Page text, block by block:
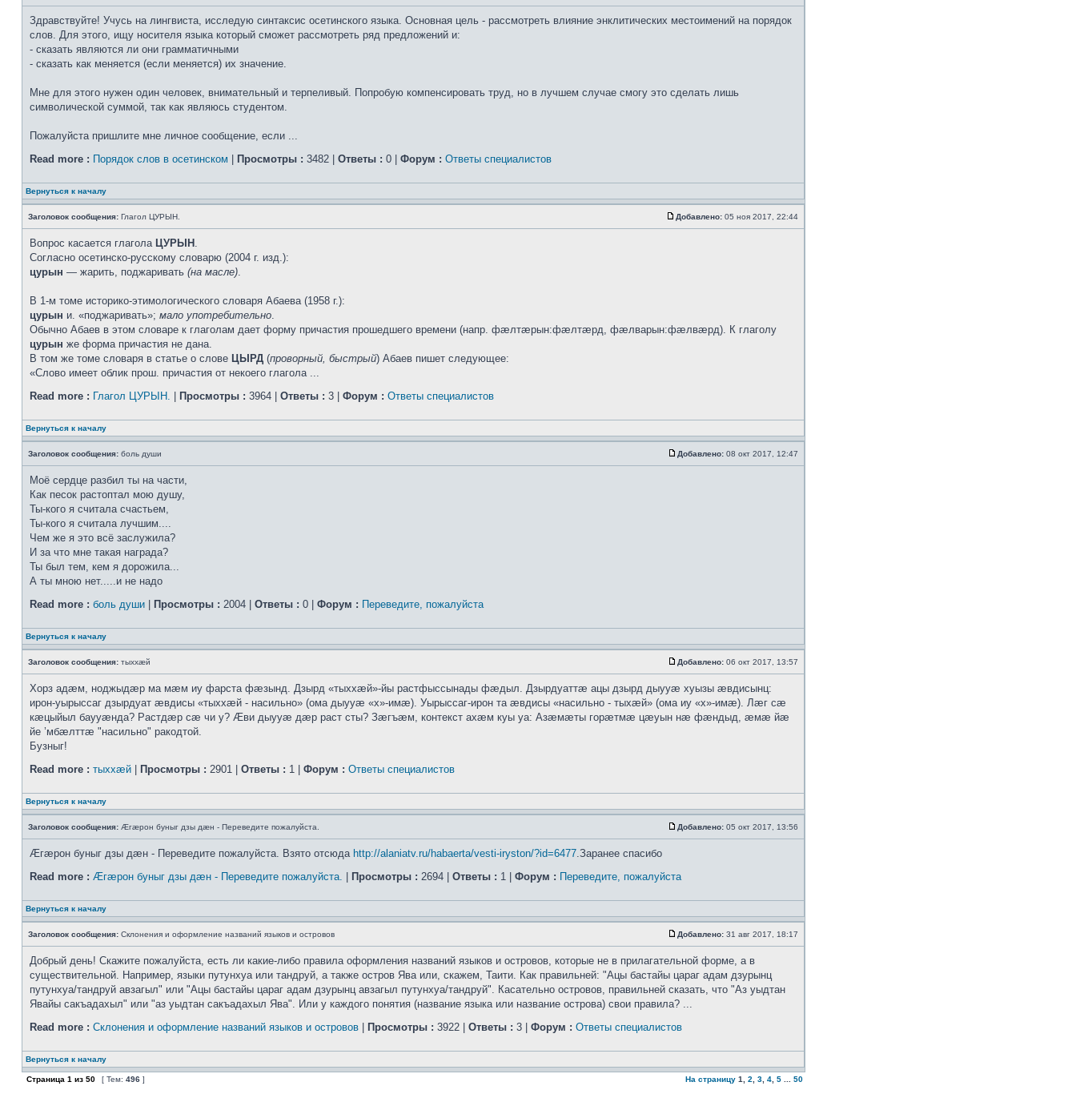
Здравствуйте! Учусь на лингвиста, исследую синтаксис осетинского языка. Основная цель - рассмотреть влияние энклитических местоимений на порядок
слов. Для этого, ищу носителя языка который сможет рассмотреть ряд предложений и:
- сказать являются ли они грамматичными
- сказать как меняется (если меняется) их значение.
Мне для этого нужен один человек, внимательный и терпеливый. Попробую компенсировать труд, но в лучшем случае смогу это сделать лишь
символической суммой, так как являюсь студентом.
Пожалуйста пришлите мне личное сообщение, если ...
Read more : Порядок слов в осетинском Просмотры : 3482 | Ответы : 0 | Форум : Ответы специалистов
Вернуться к началу
Заголовок сообщения: Глагол ЦУРЫН. Добавлено: 05 ноя 2017, 22:44
Вопрос касается глагола ЦУРЫН .
Согласно осетинско-русскому словарю (2004 г. изд.):
цурын — жарить, поджаривать (на масле).
В 1-м томе историко-этимологического словаря Абаева (1958 г.):
цурын и. «поджаривать»; мало употребительно.
Обычно Абаев в этом словаре к глаголам дает форму причастия прошедшего времени (напр. фæлтæрын:фæлтæрд, фæлварын:фæлвæрд). К глаголу
цурын же форма причастия не дана.
В том же томе словаря в статье о слове ЦЫРД (проворный, быстрый) Абаев пишет следующее:
«Слово имеет облик прош. причастия от некоего глагола ...
Read more : Глагол ЦУРЫН. Просмотры : 3964 | Ответы : 3 | Форум : Ответы специалистов
Вернуться к началу
Заголовок сообщения: боль души Добавлено: 08 окт 2017, 12:47
Моё сердце разбил ты на части,
Как песок растоптал мою душу,
Ты-кого я считала счастьем,
Ты-кого я считала лучшим....
Чем же я это всё заслужила?
И за что мне такая награда?
Ты был тем, кем я дорожила...
А ты мною нет.....и не надо
Read more : боль души Просмотры : 2004 | Ответы : 0 | Форум : Переведите, пожалуйста
Вернуться к началу
Заголовок сообщения: тыххӕй Добавлено: 06 окт 2017, 13:57
Хорз адӕм, ноджыдӕр ма мӕм иу фарста фӕзынд. Дзырд «тыххӕй»-йы растфыссынады фӕдыл. Дзырдуаттӕ ацы дзырд дыууӕ хуызы ӕвдисынц:
ирон-уырыссаг дзырдуат ӕвдисы «тыххӕй - насильно» (ома дыууӕ «х»-имӕ). Уырыссаг-ирон та ӕвдисы «насильно - тыхӕй» (ома иу «х»-имӕ). Лӕг сӕ
кӕцыйыл баууӕнда? Растдӕр сӕ чи у? Ӕви дыууӕ дӕр раст сты? Зӕгъӕм, контекст ахӕм куы уа: Азӕмӕты горӕтмӕ цӕуын нӕ фӕндыд, ӕмӕ йӕ
йе ’мбӕлттӕ "насильно" ракодтой.
Бузныг!
Read more : тыххӕй Просмотры : 2901 | Ответы : 1 | Форум : Ответы специалистов
Вернуться к началу
Заголовок сообщения: Æгæрон буныг дзы дæн - Переведите пожалуйста. Добавлено: 05 окт 2017, 13:56
Æгæрон буныг дзы дæн - Переведите пожалуйста. Взято отсюда http://alaniatv.ru/habaerta/vesti-iryston/?id=6477.Заранее спасибо
Read more : Æгæрон буныг дзы дæн - Переведите пожалуйста. Просмотры : 2694 | Ответы : 1 | Форум : Переведите, пожалуйста
Вернуться к началу
Заголовок сообщения: Склонения и оформление названий языков и островов Добавлено: 31 авг 2017, 18:17
Добрый день! Скажите пожалуйста, есть ли какие-либо правила оформления названий языков и островов, которые не в прилагательной форме, а в
существительной. Например, языки путунхуа или тандруй, а также остров Ява или, скажем, Таити. Как правильней: "Ацы бастайы цараг адам дзурынц
путунхуа/тандруй авзагыл" или "Ацы бастайы цараг адам дзурынц авзагыл путунхуа/тандруй". Касательно островов, правильней сказать, что "Аз уыдтан
Явайы сакъадахыл" или "аз уыдтан сакъадахыл Ява". Или у каждого понятия (название языка или название острова) свои правила? ...
Read more : Склонения и оформление названий языков и островов Просмотры : 3922 | Ответы : 3 | Форум : Ответы специалистов
Вернуться к началу
Страница 1 из 50 [ Тем: 496 ] На страницу 1 2 3 4 5 50